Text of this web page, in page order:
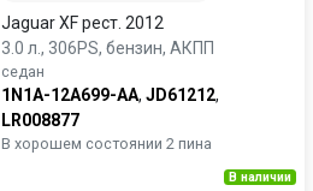
Jaguar XF рест. 2012
3.0 л., 306PS, бензин, АКПП
седан
1N1A-12A699-AA, JD61212,
LR008877
В хорошем состоянии 2 пина
В наличии